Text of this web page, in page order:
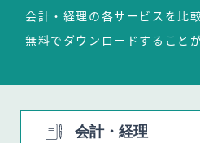
会計・経理の各サービスを比
無料でダウンロードすること
会計・経理